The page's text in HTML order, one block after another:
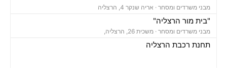
מבני משרדים ומסחר · אריה שנקר 4, הרצליה
"בית מור הרצליה"
מבני משרדים ומסחר · משכית 26, הרצליה,
תחנת רכבת הרצליה